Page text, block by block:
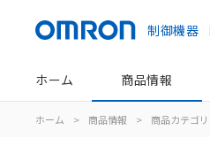
制御機器
ホーム 商品情報
ホーム > 商品情報 > 商品カテゴリ